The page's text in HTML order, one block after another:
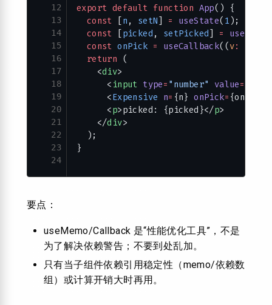
12
13
14
15
16
17
18
19
20
21
22
23
24
export default function App() {
  const
[n , setN] = useState( 1 );
  const
[picked , setPicked] = useState
  const
onPick = useCallback((v:
  return
(
    <
div>
      <
input type= "number" value=
      <
Expensive n= {n} onPick=
      <
p>picked: {picked}</p>
    </
div>
  );
}
要点：
useMemo/Callback 是“性能优化工具”，不是
为了解决依赖警告；不要到处乱加。
只有当子组件依赖引用稳定性（memo/依赖数
组）或计算开销大时再用。